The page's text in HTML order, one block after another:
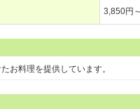
3,850円
お料理を提供しています。